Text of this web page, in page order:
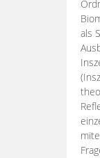
als